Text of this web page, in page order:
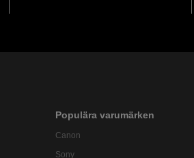
Populära varumärken
Canon
Sony